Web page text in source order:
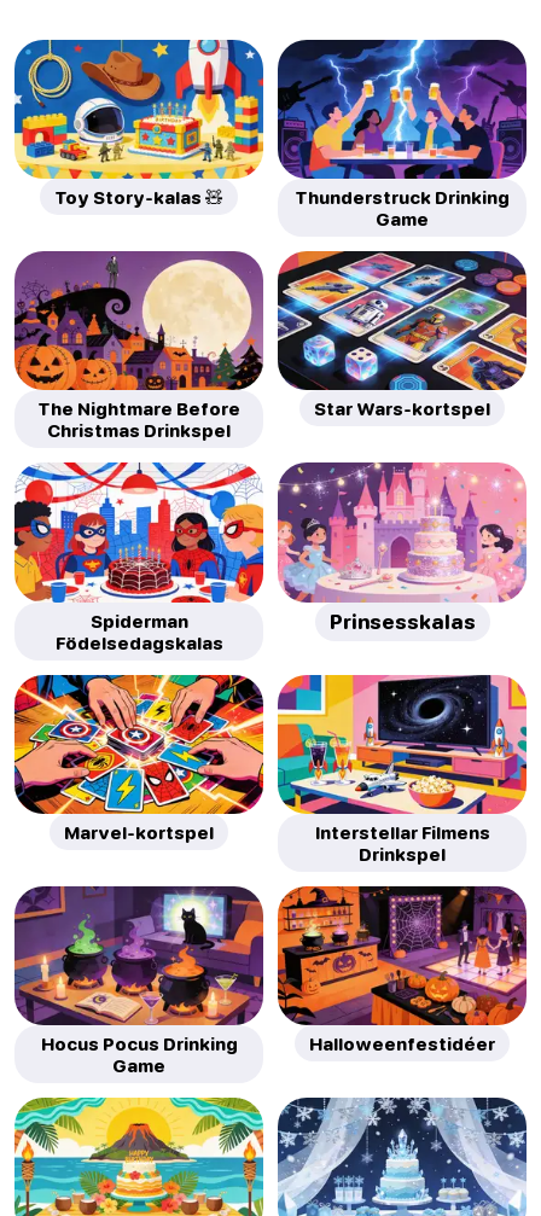
Toy Story-kalas 🧸
Thunderstruck Drinking
Game
The Nightmare Before
Christmas Drinkspel
Star Wars-kortspel
Spiderman
Födelsedagskalas
Prinsesskalas
Marvel-kortspel
Interstellar Filmens
Drinkspel
Hocus Pocus Drinking
Game
Halloweenfestidéer